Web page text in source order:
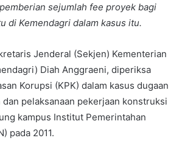
sejumlah fee proyek bagi
di Kemendagri dalam kasus itu.
Jenderal (Sekjen) Kementerian
Diah Anggraeni, diperiksa
Korupsi (KPK) dalam kasus dugaan
pelaksanaan pekerjaan konstruksi
kampus Institut Pemerintahan
pada 2011.